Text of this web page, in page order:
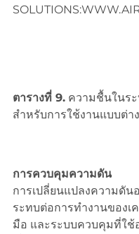
ตารางที่ 9. ความชื้นในร
สำหรับการใช้งานแบบต่า
การควบคุมความดัน
การเปลี่ยนแปลงความดัน
ระทบต่อการทำงานของเ
มือ และระบบควบคุมที่ใช้